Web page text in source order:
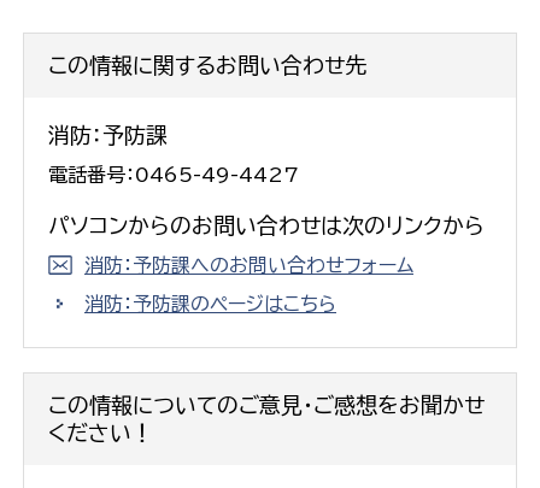
この情報に関するお問い合わせ先
消防：予防課
電話番号：0465-49-4427
パソコンからのお問い合わせは次のリンクから
消防：予防課へのお問い合わせフォーム
消防：予防課のページはこちら
この情報についてのご意見・ご感想をお聞かせ
ください！